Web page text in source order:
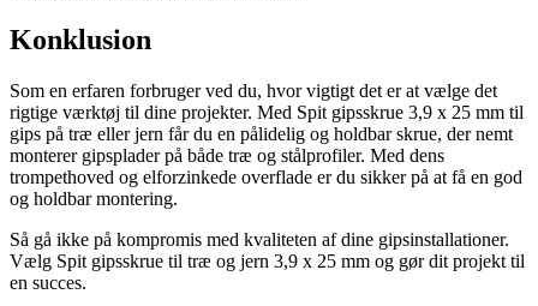
Konklusion
Som en erfaren forbruger ved du, hvor vigtigt det er at vælge det
rigtige værktøj til dine projekter. Med Spit gipsskrue 3,9 x 25 mm til
gips på træ eller jern får du en pålidelig og holdbar skrue, der nemt
monterer gipsplader på både træ og stålprofiler. Med dens
trompethoved og elforzinkede overflade er du sikker på at få en god
og holdbar montering.
Så gå ikke på kompromis med kvaliteten af dine gipsinstallationer.
Vælg Spit gipsskrue til træ og jern 3,9 x 25 mm og gør dit projekt til
en succes.